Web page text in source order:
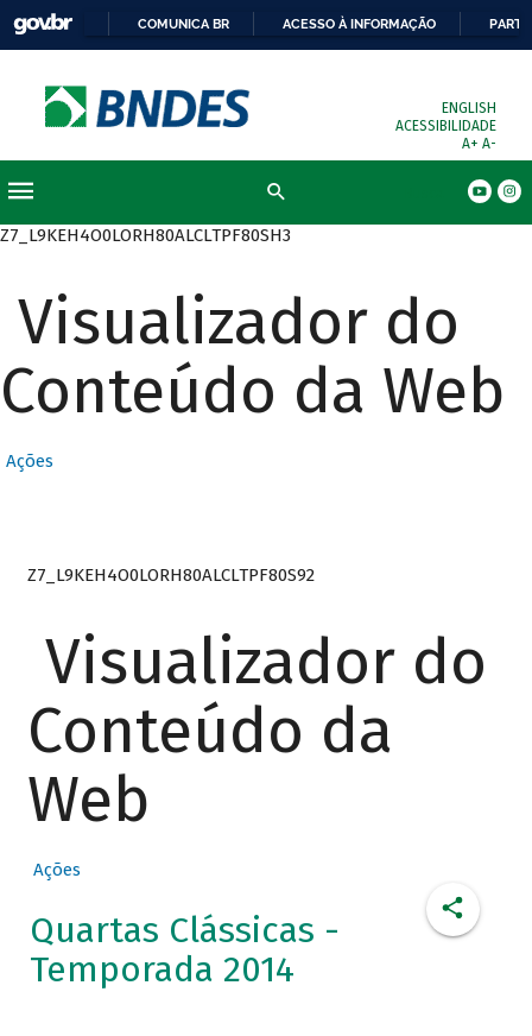
COMUNICA BR ACESSO À INFORMAÇÃO
ENGLISH
ACESSIBILIDADE
A+ A-
Z7_L9KEH4O0LORH80ALCLTPF80SH3
Visualizador do
Conteúdo da Web
Ações
Z7_L9KEH4O0LORH80ALCLTPF80S92
Visualizador do
Conteúdo da
Web
Ações
Quartas Clássicas -
Temporada 2014